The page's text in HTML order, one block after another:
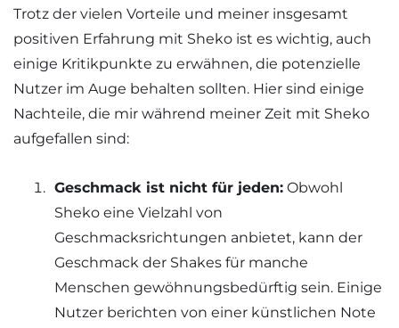
Trotz der vielen Vorteile und meiner insgesamt
positiven Erfahrung mit Sheko ist es wichtig, auch
einige Kritikpunkte zu erwähnen, die potenzielle
Nutzer im Auge behalten sollten. Hier sind einige
Nachteile, die mir während meiner Zeit mit Sheko
aufgefallen sind:
Geschmack ist nicht für jeden: Obwohl
Sheko eine Vielzahl von
Geschmacksrichtungen anbietet, kann der
Geschmack der Shakes für manche
Menschen gewöhnungsbedürftig sein. Einige
Nutzer berichten von einer künstlichen Note